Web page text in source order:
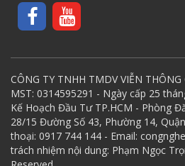
CÔNG TY TNHH TMDV VIỄN THÔNG
MST: 0314595291 - Ngày cấp 25
Kế Hoạch Đầu Tư TP.HCM - Phòng
28/15 Đường Số 43, Phường 14,
thoại: 0917 744 144 - Email:
trách nhiệm nội dung: Phạm Ngọc